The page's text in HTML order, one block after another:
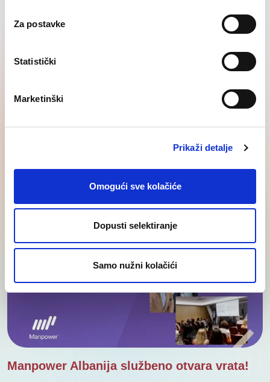
Za postavke
Statistički
Marketinški
Prikaži detalje
Omogući sve kolačiće
Dopusti selektiranje
Samo nužni kolačići
Najnovije vijesti Baza znanja
Manpower Albanija službeno otvara vrata!